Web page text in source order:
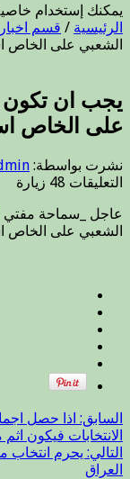
يمكنك إستخدام
الرئيسية / قسم اخبار
الشعبي على الخاص
يجب ان تكون
على الخاص
نشرت بواسطة:
التعليقات على
ان
تكون
القوات
مغلقة
48 زيارة
عاجل _سماحة مفتي
الشعبي على الخاص
السابق: اذا حصل
الانتخابات فيكون
التالي: يحرم انتخاب
العراق